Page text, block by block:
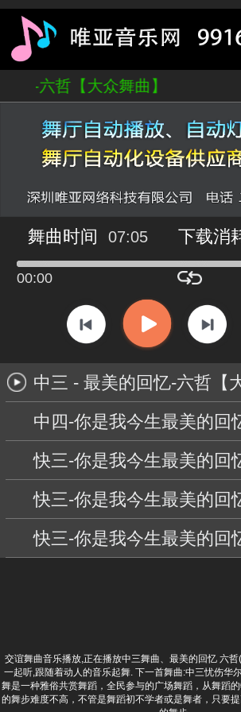
忆-六哲【大众舞曲】
舞曲时间 07:05 下载消
00:00
中三 - 最美的回忆-六哲【
中四-你是我今生最美的回忆-苏成
快三-你是我今生最美的回忆-苏成-精品
快三-你是我今生最美的回忆-苏成
快三-你是我今生最美的回忆【
交谊舞曲音乐播放,正在播放中三舞曲、最美的回忆 六
一起听,跟随着动人的音乐起舞. 下一首舞曲:中三忧伤华
舞是一种雅俗共赏舞蹈，全民参与的广场舞蹈，从舞蹈
的舞步难度不高，不管是舞蹈初不学者或是舞者，只要